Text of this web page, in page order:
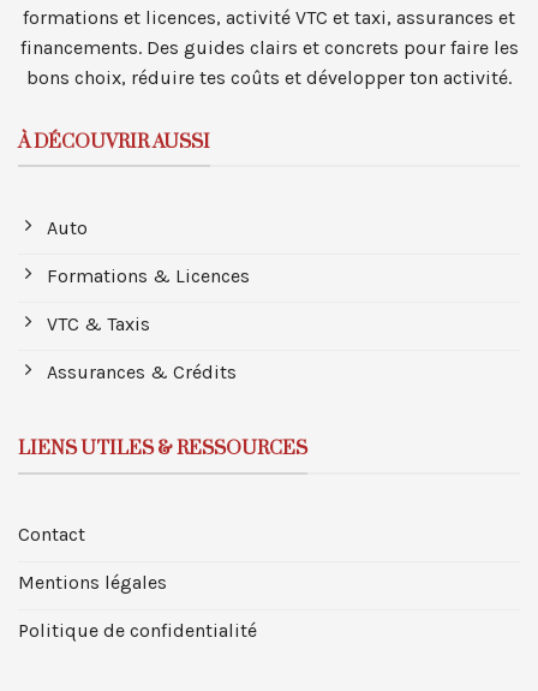
formations et licences, activité VTC et taxi, assurances et
financements. Des guides clairs et concrets pour faire les
bons choix, réduire tes coûts et développer ton activité.
À DÉCOUVRIR AUSSI
Auto
Formations & Licences
VTC & Taxis
Assurances & Crédits
LIENS UTILES & RESSOURCES
Contact
Mentions légales
Politique de confidentialité